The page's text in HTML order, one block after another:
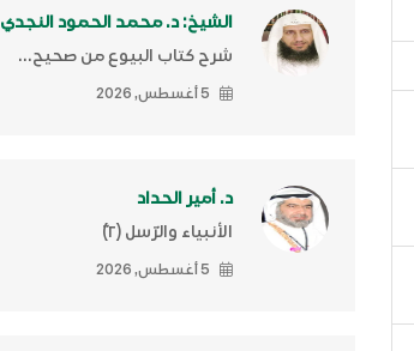
الشيخ: د. محمد الحمود النجدي
شرح كتاب البيوع من صحيح...
5 أغسطس, 2026
د. أمير الحداد
الأنبياء والرّسل (٢)ّ
5 أغسطس, 2026